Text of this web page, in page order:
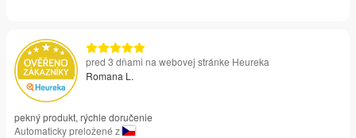
pred 3 dňami na webovej stránke Heureka
Romana L.
pekný produkt, rýchle doručenie
Automaticky preložené z